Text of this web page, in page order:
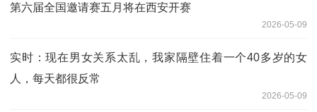
第六届全国邀请赛五月将在西安开赛
2026-05-09
实时：现在男女关系太乱，我家隔壁住着一个40多岁的女
人，每天都很反常
2026-05-09